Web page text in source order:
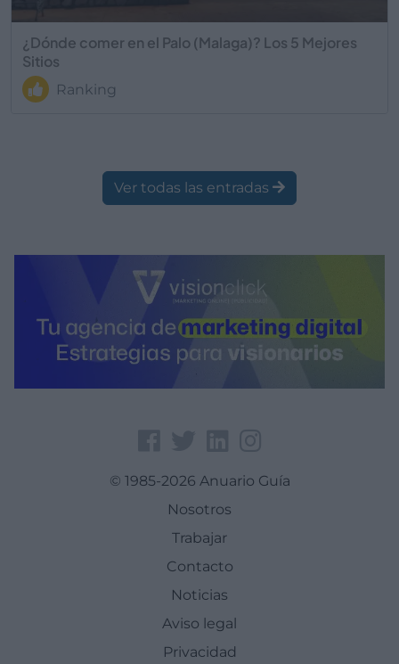
¿Dónde comer en el Palo (Malaga)? Los 5 Mejores
Sitios
Ranking
Ver todas las entradas
© 1985-2026 Anuario Guía
Nosotros
Trabajar
Contacto
Noticias
Aviso legal
Privacidad